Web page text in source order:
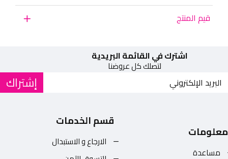
قيم المنتج
اشترك في القائمة البريدية
لتصلك كل عروضنا
إشتراك
معلومات
مساعدة
قسم الخدمات
الارجاع و الاستبدال